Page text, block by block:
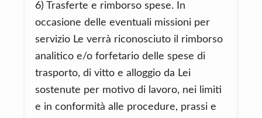
6) Trasferte e rimborso spese. In
occasione delle eventuali missioni per
servizio Le verrà riconosciuto il rimborso
analitico e/o forfetario delle spese di
trasporto, di vitto e alloggio da Lei
sostenute per motivo di lavoro, nei limiti
e in conformità alle procedure, prassi e